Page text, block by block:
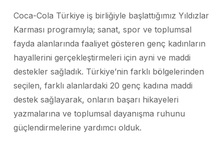
Coca-Cola Türkiye iş birliğiyle başlattığımız Yıldızlar
Karması programıyla; sanat, spor ve toplumsal
fayda alanlarında faaliyet gösteren genç kadınların
hayallerini gerçekleştirmeleri için ayni ve maddi
destekler sağladık. Türkiye’nin farklı bölgelerinden
seçilen, farklı alanlardaki 20 genç kadına maddi
destek sağlayarak, onların başarı hikayeleri
yazmalarına ve toplumsal dayanışma ruhunu
güçlendirmelerine yardımcı olduk.